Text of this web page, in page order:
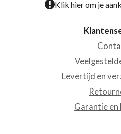
Klik hier om je
Levertijd en
Garantie en